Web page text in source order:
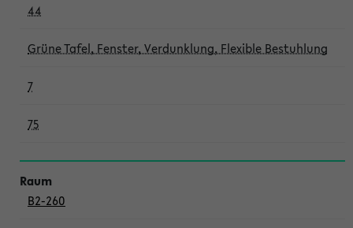
44
Grüne Tafel, Fenster, Verdunklung, Flexible Bestuhlung
7
75
B2-260